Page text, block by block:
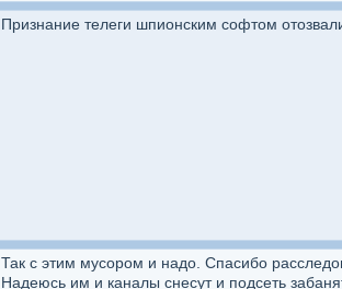
Признание телеги шпионским софтом
Так с этим мусором и надо. Спасибо
Надеюсь им и каналы снесут и подсеть